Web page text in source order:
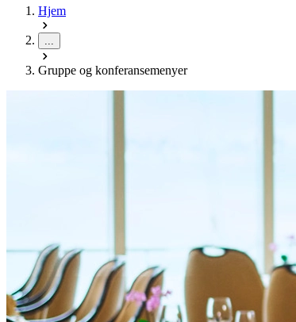
Hjem
Gruppe og konferansemenyer